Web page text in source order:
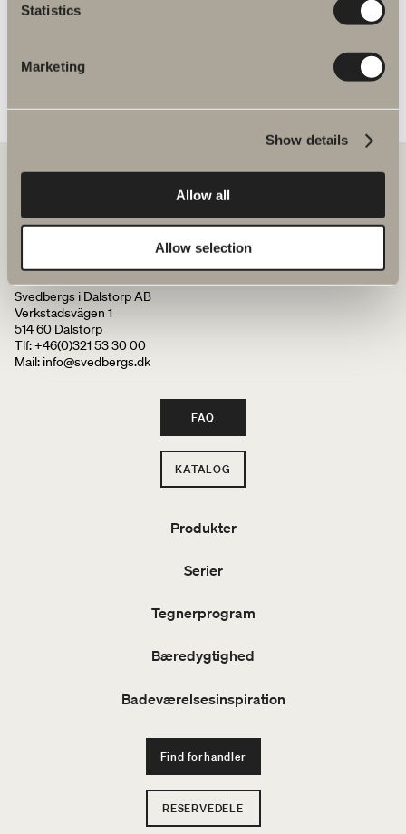
Statistics
Marketing
Show details
Allow all
Allow selection
Hos os finder du alt til hele badeværelset. Fra badeværelsesmøbler,
Svedbergs i Dalstorp AB
Verkstadsvägen 1
514 60 Dalstorp
Tlf: +46(0)321 53 30 00
Mail: info@svedbergs.dk
FAQ
KATALOG
Produkter
Serier
Tegnerprogram
Bæredygtighed
Badeværelsesinspiration
Find forhandler
RESERVEDELE